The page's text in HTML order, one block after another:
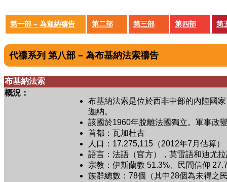
第一部 – 為迦納禱告 第二部 第三部 第四部 第
代禱系列 第八部 – 為布基納法索禱告
布基納法索
概況：
布基納法索是位於西非中部的內陸國
迦納。
該國於1960年脫離法國獨立。軍事政
首都：瓦加杜古
人口：17,275,115（2012年7月估算）
語言：法語（官方），莫雷語和迪尤
宗教：伊斯蘭教 51.3%、民間信仰
族群總數：78個（其中28個為未得之